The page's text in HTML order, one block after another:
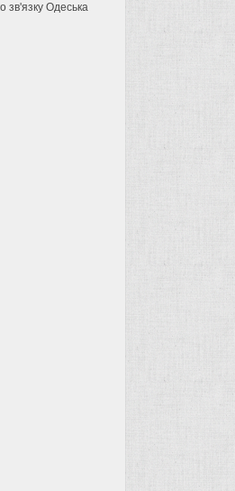
зв'язку Одеська